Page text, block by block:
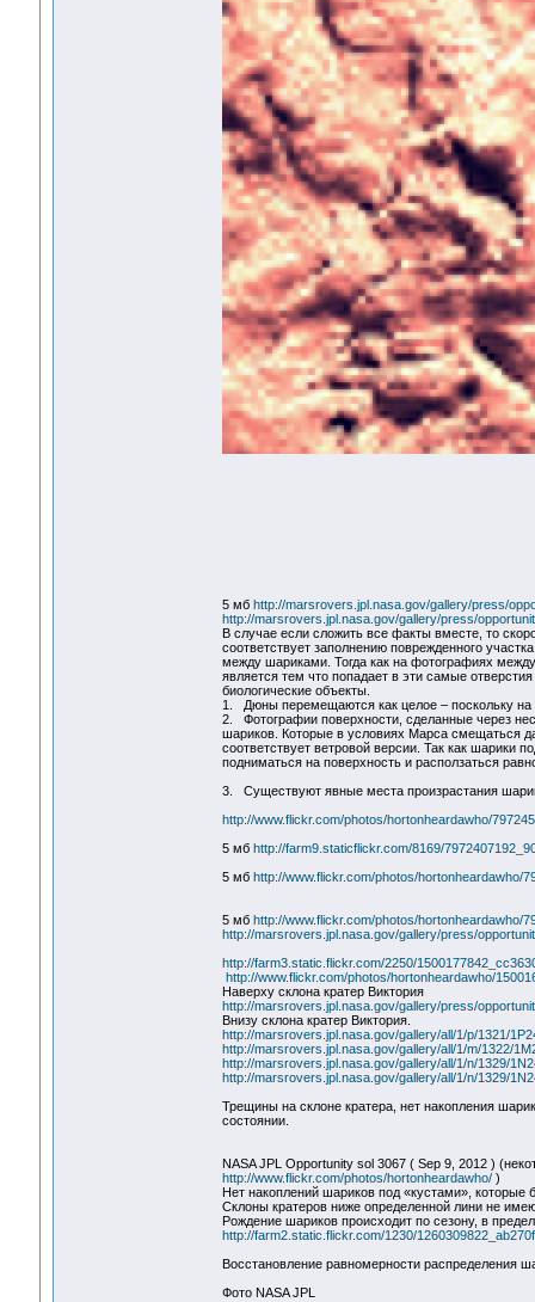
5 мб http://marsrovers.jpl.nasa.gov/gallery/press/
http://marsrovers.jpl.nasa.gov/gallery/press/
В случае если сложить все факты вместе, то
соответствует заполнению поврежденного
между шариками. Тогда как на фотографиях
является тем что попадает в эти самые
биологические объекты.
1. Дюны перемещаются как целое – поскольку на
2. Фотографии поверхности, сделанные через
шариков. Которые в условиях Марса смещаться
соответствует ветровой версии. Так как шарики
подниматься на поверхность и расползаться
3. Существуют явные места произрастания
http://www.flickr.com/photos/hortonheardawho/
5 мб http://farm9.staticflickr.com/8169/
5 мб http://www.flickr.com/photos/hortonheardawho/
5 мб http://www.flickr.com/photos/hortonheardawho/
http://marsrovers.jpl.nasa.gov/gallery/press/
http://farm3.static.flickr.com/2250/
http://www.flickr.com/photos/hortonheardawho/
Наверху склона кратер Виктория
http://marsrovers.jpl.nasa.gov/gallery/press/
Внизу склона кратер Виктория.
http://marsrovers.jpl.nasa.gov/gallery/all/1/p/1321/
http://marsrovers.jpl.nasa.gov/gallery/all/1/m/1322/
http://marsrovers.jpl.nasa.gov/gallery/all/1/n/1329/
http://marsrovers.jpl.nasa.gov/gallery/all/1/n/1329/
Трещины на склоне кратера, нет накопления
состоянии.
NASA JPL Opportunity sol 3067 ( Sep 9, 2012 )
http://www.flickr.com/photos/hortonheardawho/)
Нет накоплений шариков под «кустами»,
Склоны кратеров ниже определенной лини не
Рождение шариков происходит по сезону, в
http://farm2.static.flickr.com/1230/
Восстановление равномерности распределения
Фото NASA JPL